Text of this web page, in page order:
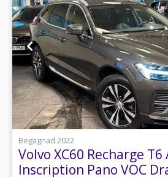
1
Begagnad 2022
Volvo XC60 Recharge T6
Inscription Pano VOC